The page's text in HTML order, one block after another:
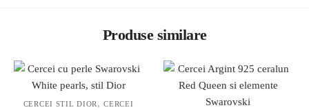
Produse similare
CERCEI STIL DIOR,CERCEI